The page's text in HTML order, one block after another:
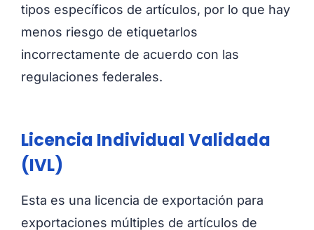
tipos específicos de artículos, por lo que hay
menos riesgo de etiquetarlos
incorrectamente de acuerdo con las
regulaciones federales.
Licencia Individual Validada
(IVL)
Esta es una licencia de exportación para
exportaciones múltiples de artículos de